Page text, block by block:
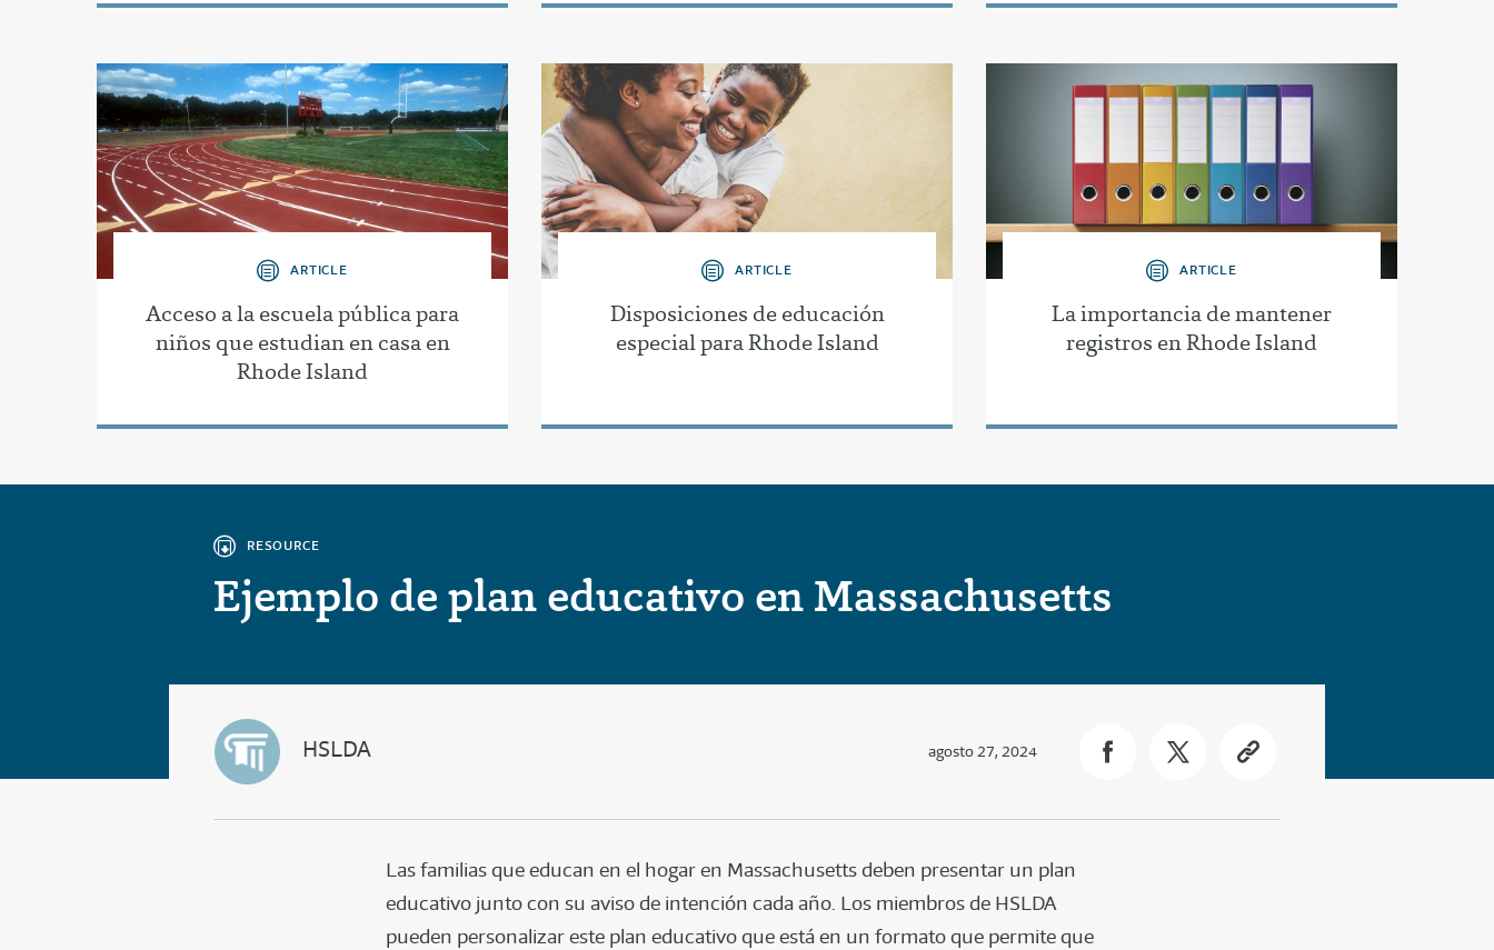
ARTICLE
Acceso a la escuela pública para
niños que estudian en casa en
Rhode Island
ARTICLE
Disposiciones de educación
especial para Rhode Island
ARTICLE
La importancia de mantener
registros en Rhode Island
RESOURCE
Ejemplo de plan educativo en Massachusetts
HSLDA agosto 27, 2024
Las familias que educan en el hogar en Massachusetts deben presentar un plan
educativo junto con su aviso de intención cada año. Los miembros de HSLDA
pueden personalizar este plan educativo que está en un formato que permite que